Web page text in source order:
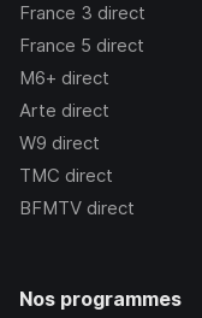
France 3 direct
France 5 direct
M6+ direct
Arte direct
W9 direct
TMC direct
BFMTV direct
Nos programmes